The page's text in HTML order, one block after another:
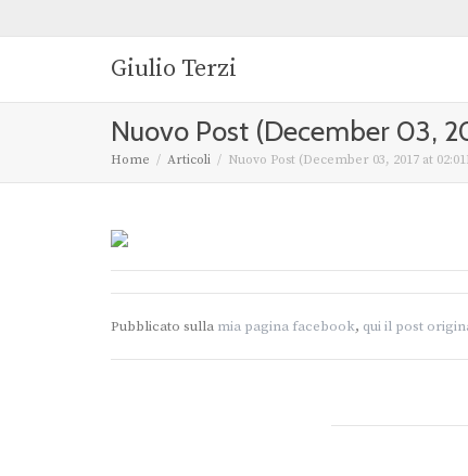
Giulio Terzi
Nuovo Post (December 03,
Home Articoli Nuovo Post (December 03, 2017 at
Pubblicato sulla mia pagina facebook, qui il post